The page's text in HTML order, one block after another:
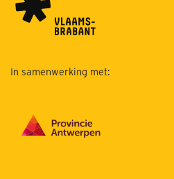
In samenwerking met: